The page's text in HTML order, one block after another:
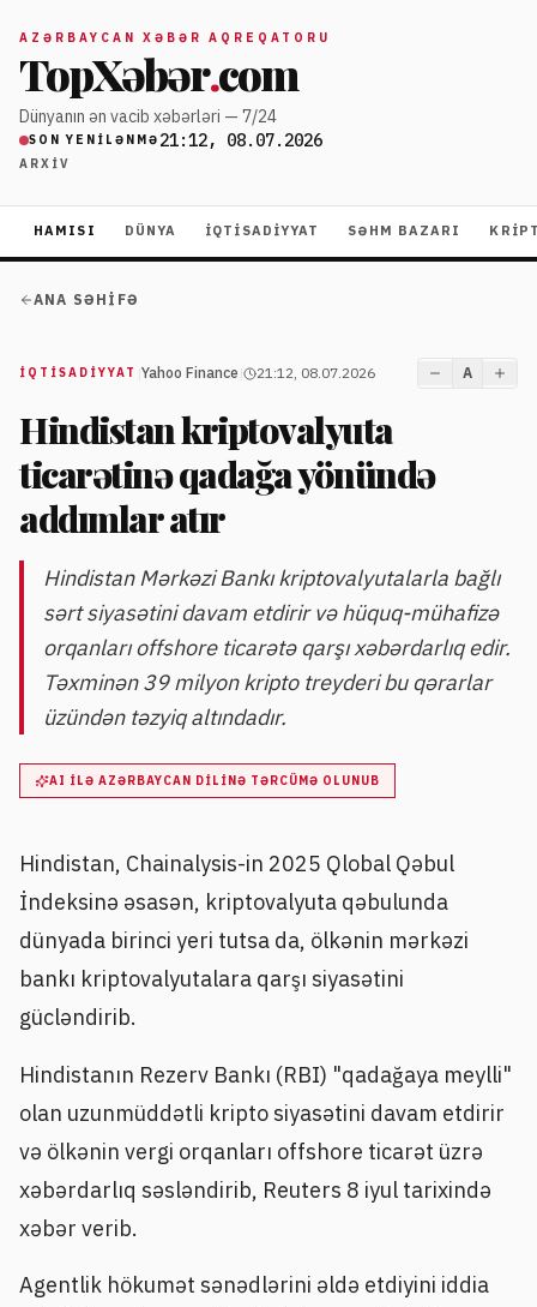
AZƏRBAYCAN XƏBƏR AQREQATORU
TopXəbər.com
Dünyanın ən vacib xəbərləri — 7/24
SON YENILƏNMƏ 21:12, 08.07.2026
ARXIV
HAMISI DÜNYA İQTISADIYYAT SƏHM BAZARI
ANA SƏHIFƏ
İQTISADIYYAT Yahoo Finance 21:12, 08.07.2026 A
Hindistan kriptovalyuta
ticarətinə qadağa yönündə
addımlar atır
Hindistan Mərkəzi Bankı kriptovalyutalarla bağlı
sərt siyasətini davam etdirir və hüquq-mühafizə
orqanları offshore ticarətə qarşı xəbərdarlıq edir.
Təxminən 39 milyon kripto treyderi bu qərarlar
üzündən təzyiq altındadır.
AI ILƏ AZƏRBAYCAN DILINƏ TƏRCÜMƏ OLUNUB
Hindistan, Chainalysis-in 2025 Qlobal Qəbul
İndeksinə əsasən, kriptovalyuta qəbulunda
dünyada birinci yeri tutsa da, ölkənin mərkəzi
bankı kriptovalyutalara qarşı siyasətini
gücləndirib.
Hindistanın Rezerv Bankı (RBI) "qadağaya meylli"
olan uzunmüddətli kripto siyasətini davam etdirir
və ölkənin vergi orqanları offshore ticarət üzrə
xəbərdarlıq səsləndirib, Reuters 8 iyul tarixində
xəbər verib.
Agentlik hökumət sənədlərini əldə etdiyini iddia